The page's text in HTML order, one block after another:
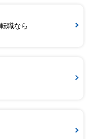
職なら